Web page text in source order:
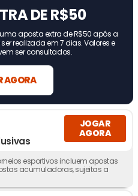
DE R$50
aposta extra de R$50 após a
realizada em 7 dias. Valores e
ser consultados.
AGORA
JOGAR
AGORA
esportivos incluem apostas
acumuladoras, sujeitas a